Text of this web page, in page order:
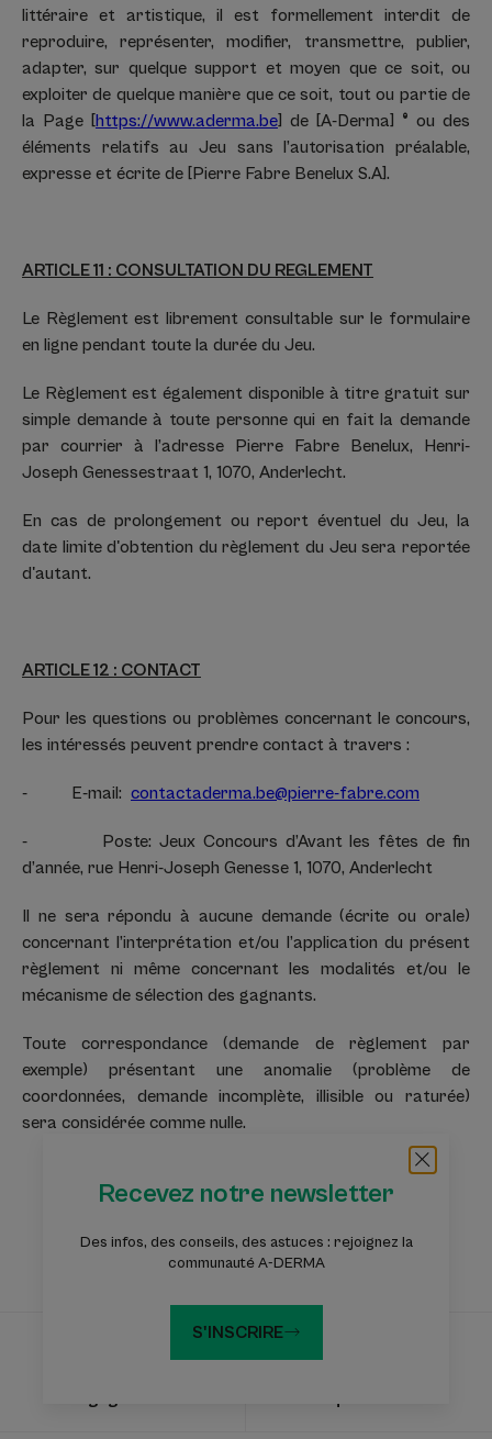
littéraire et artistique, il est formellement interdit de
reproduire, représenter, modifier, transmettre, publier,
adapter, sur quelque support et moyen que ce soit, ou
exploiter de quelque manière que ce soit, tout ou partie de
la Page [https://www.aderma.be] de [A-Derma] ® ou des
éléments relatifs au Jeu sans l’autorisation préalable,
expresse et écrite de [Pierre Fabre Benelux S.A].
ARTICLE 11 : CONSULTATION DU REGLEMENT
Le Règlement est librement consultable sur le formulaire
en ligne pendant toute la durée du Jeu.
Le Règlement est également disponible à titre gratuit sur
simple demande à toute personne qui en fait la demande
par courrier à l’adresse Pierre Fabre Benelux, Henri-
Joseph Genessestraat 1, 1070, Anderlecht.
En cas de prolongement ou report éventuel du Jeu, la
date limite d'obtention du règlement du Jeu sera reportée
d'autant.
ARTICLE 12 : CONTACT
Pour les questions ou problèmes concernant le concours,
les intéressés peuvent prendre contact à travers :
- E-mail: contactaderma.be@pierre-fabre.com
- Poste: Jeux Concours d’Avant les fêtes de fin
d’année, rue Henri-Joseph Genesse 1, 1070, Anderlecht
Il ne sera répondu à aucune demande (écrite ou orale)
concernant l’interprétation et/ou l’application du présent
règlement ni même concernant les modalités et/ou le
mécanisme de sélection des gagnants.
Toute correspondance (demande de règlement par
exemple) présentant une anomalie (problème de
coordonnées, demande incomplète, illisible ou raturée)
sera considérée comme nulle.
Recevez notre newsletter
Des infos, des conseils, des astuces : rejoignez la
communauté A-DERMA
S'INSCRIRE
Un ingrédient actif